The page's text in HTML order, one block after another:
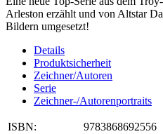
Arleston erzählt und von Altstar
Bildern umgesetzt!
Details
Produktsicherheit
Zeichner/Autoren
Serie
Zeichner-/Autorenportraits
ISBN:
9783868692556